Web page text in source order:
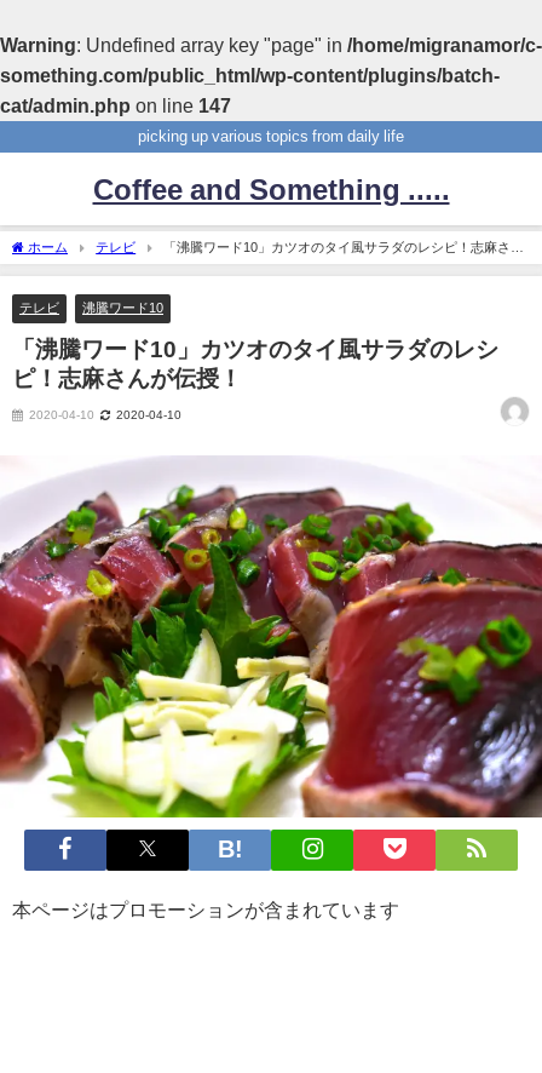
Warning: Undefined array key "page" in /home/migranamor/c-
something.com/public_html/wp-content/plugins/batch-
cat/admin.php on line 147
picking up various topics from daily life
Coffee and Something .....
ホーム テレビ
「沸騰ワード10」カツオのタイ風サラダのレシピ！志麻さん
が伝授！
テレビ 沸騰ワード10
「沸騰ワード10」カツオのタイ風サラダのレシ
ピ！志麻さんが伝授！
2020-04-10 2020-04-10
本ページはプロモーションが含まれています